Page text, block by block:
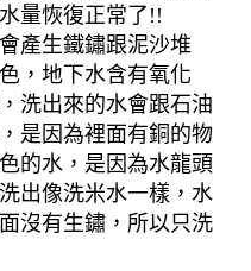
量恢復正常了!!
產生鐵鏽跟泥沙堆
，地下水含有氧化
洗出來的水會跟石油
是因為裡面有銅的物
的水，是因為水龍頭
出像洗米水一樣，水
沒有生鏽，所以只洗